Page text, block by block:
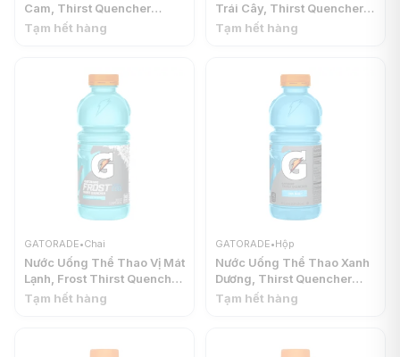
Cam, Thirst Quencher
Sports Drink, Orange, 20 fl
Tạm hết hàng
Trái Cây, Thirst Quencher
Sports Drink, Fruit Punch,
Tạm hết hàng
GATORADE•Chai
Nước Uống Thể Thao Vị Mát
Lạnh, Frost Thirst Quencher
Sports Drink, Glacier
Tạm hết hàng
GATORADE•Hộp
Nước Uống Thể Thao Xanh
Dương, Thirst Quencher
Sports Drink, Cool Blue, 20
Tạm hết hàng